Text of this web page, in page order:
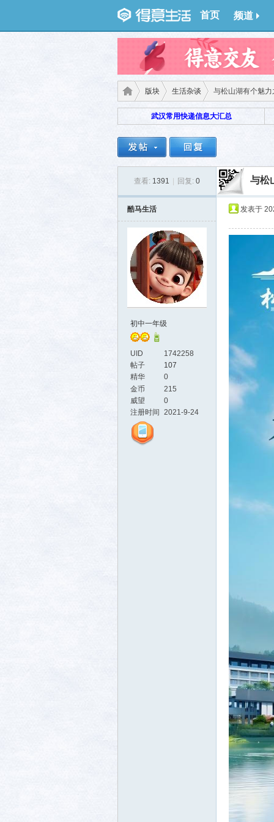
首页 频道
得意 ›
版块 生活杂谈 与松山湖有个魅力
武汉常用快递信息大汇总
查看: 1391 回复: 0 与松
酷马生活
初中一年级
UID
1742258
帖子
107
精华
0
金币
215
威望
0
注册时间
2021-9-24
发表于